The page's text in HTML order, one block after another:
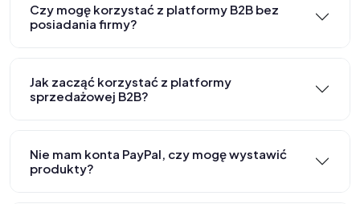
Czy mogę korzystać z platformy B2B bez
posiadania firmy?
Jak zacząć korzystać z platformy
sprzedażowej B2B?
Nie mam konta PayPal, czy mogę wystawić
produkty?